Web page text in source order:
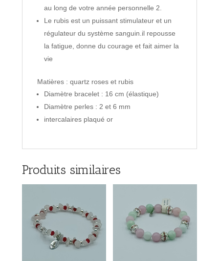
au long de votre année personnelle 2.
Le rubis est un puissant stimulateur et un
régulateur du système sanguin.il repousse
la fatigue, donne du courage et fait aimer la
vie
Matières : quartz roses et rubis
Diamètre bracelet : 16 cm (élastique)
Diamètre perles : 2 et 6 mm
intercalaires plaqué or
Produits similaires